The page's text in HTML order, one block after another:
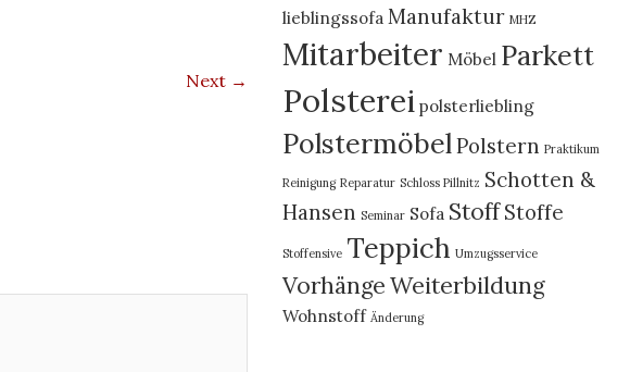
Next →
lieblingssofa Manufaktur MHZ
Mitarbeiter Möbel Parkett
Polsterei polsterliebling
PolstermöbelPolstern Praktikum
Reinigung Reparatur Schloss Pillnitz Schotten &
Hansen Seminar Sofa Stoff Stoffe
Stoffensive Teppich Umzugsservice
VorhängeWeiterbildung
Wohnstoff Änderung